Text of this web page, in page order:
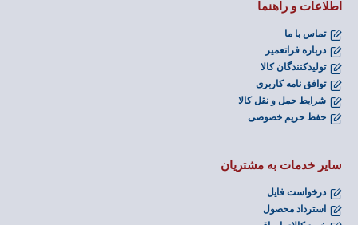
اطلاعات و راهنما
تماس با ما
درباره فراتعمیر
تولیدکنندگان کالا
توافق نامه کاربری
شرایط حمل و نقل کالا
حفظ حریم خصوصی
سایر خدمات به مشتریان
درخواست فایل
استرداد محصول